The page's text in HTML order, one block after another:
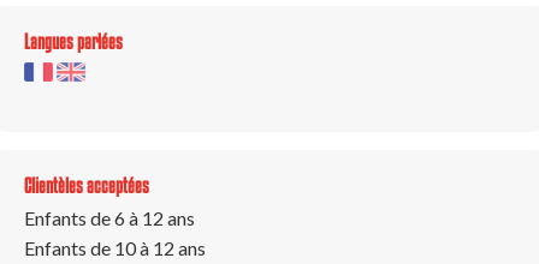
Langues parlées
Clientèles acceptées
Enfants de 6 à 12 ans
Enfants de 10 à 12 ans